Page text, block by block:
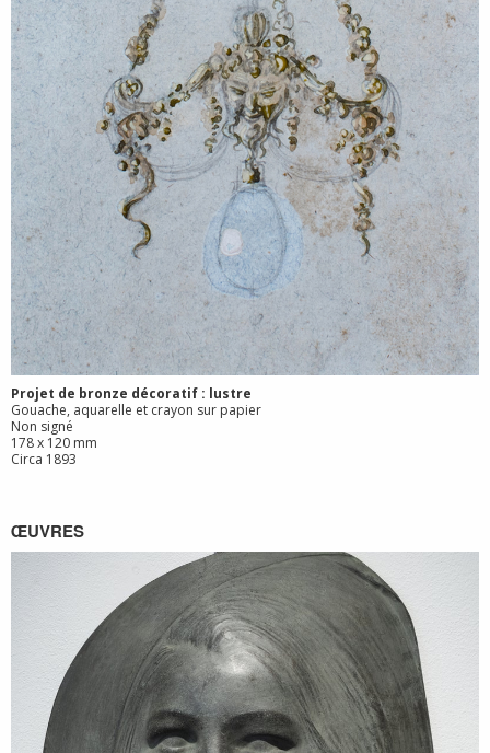
Projet de bronze décoratif : lustre
Gouache, aquarelle et crayon sur papier
Non signé
178 x 120 mm
Circa 1893
ŒUVRES